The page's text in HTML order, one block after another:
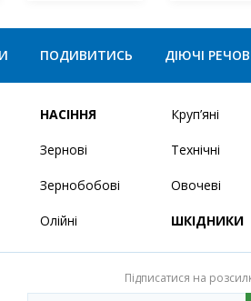
ПОДИВИТИСЬ ДІЮЧІ
НАСІННЯ
Зернові
Зернобобові
Олійні
Круп’яні
Технічні
Овочеві
ШКІДНИКИ
Підписатися на